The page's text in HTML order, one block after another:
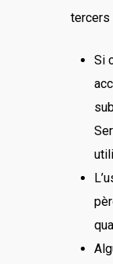
tercers
Si